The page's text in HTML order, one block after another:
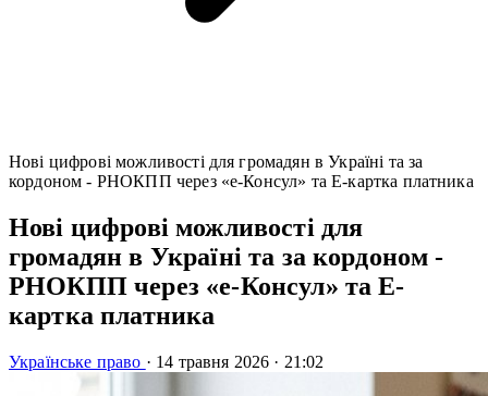
Нові цифрові можливості для громадян в Україні та за
кордоном - РНОКПП через «е-Консул» та Е-картка платника
Нові цифрові можливості для
громадян в Україні та за кордоном -
РНОКПП через «е-Консул» та Е-
картка платника
Українське право · 14 травня 2026 · 21:02